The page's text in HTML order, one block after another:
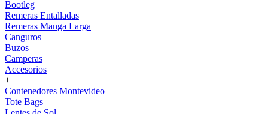
Bootleg
Remeras Entalladas
Remeras Manga Larga
Canguros
Buzos
Camperas
Accesorios
+
Contenedores Montevideo
Tote Bags